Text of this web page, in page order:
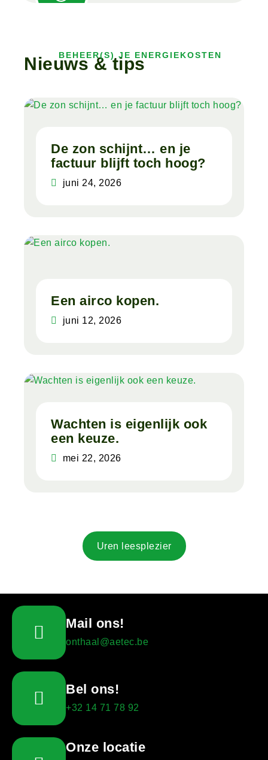
BEHEER(S) JE ENERGIEKOSTEN
Nieuws & tips
De zon schijnt… en je
factuur blijft toch hoog?
juni 24, 2026
Een airco kopen.
juni 12, 2026
Wachten is eigenlijk ook
een keuze.
mei 22, 2026
Uren leesplezier
Mail ons!
onthaal@aetec.be
Bel ons!
+32 14 71 78 92
Onze locatie